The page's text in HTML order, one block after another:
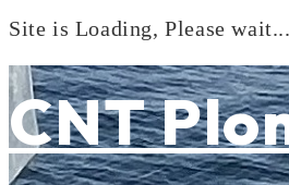
Site is Loading, Please wait...
to
content
CNT